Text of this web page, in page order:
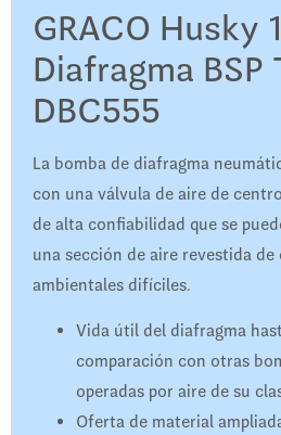
GRACO Husky
Diafragma BSP
DBC555
La bomba de diafragma
con una válvula de aire de
de alta confiabilidad que se
una sección de aire revestida
ambientales difíciles.
Vida útil del diafragma
comparación con otras
operadas por aire de su
Oferta de material